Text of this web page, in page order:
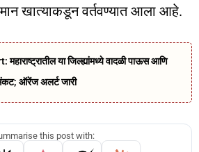
खात्याकडून वर्तवण्यात आला आहे.
या जिल्ह्यांमध्ये वादळी पाऊस आणि
ऑरेंज अलर्ट जारी
this post with: